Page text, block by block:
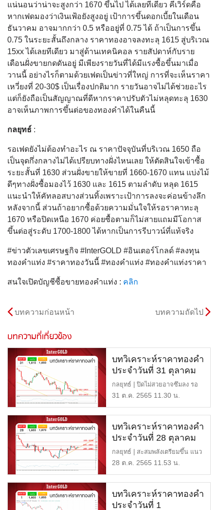
แน่นอนว่าน่าจะสูงกว่า 1670 ขึ้นไป ได้เลยทีเดียว คีเวิร์ดคือ
หากเฟดมองว่าเงินเฟ้อยังสูงอยู่ เป้าการขึ้นดอกเบี้ยในเดือน
ธันวาคม อาจมากกว่า 0.5 หรืออยู่ที่ 0.75 ได้ ถ้าเป็นการขึ้น
0.75 ในระยะสั้นถึงกลาง ราคาทองอาจลงทะลุ 1615 สู่บริเวณ
15xx ได้เลยทีเดียว มาสู่ด้านเทคนิคอล รายสัปดาห์กับราย
เดือนฝั่งขายกดดันอยู่ มีเพียงรายวันที่ได้มีแรงซื้อขึ้นมาเมื่อ
วานนี้ อย่างไรก็ตามด้วยเฟดเป็นข่าวที่ใหญ่ การที่จะเห็นราคา
เหวี่ยงที่ 20-30$ เป็นเรื่องปกติมาก รายวันอาจไม่ได้ช่วยอะไร
แต่ก็ยังถือเป็นสัญญาณที่ดีหากราคาปรับตัวไม่หลุดทะลุ 1630
อาจเห็นภาพการขึ้นต่อของทองคำได้ในคืนนี้
กลยุทธ์ :
รอเฟดยังไม่ต้องทำอะไร ณ ราคาปัจจุบันที่บริเวณ 1650 ถือ
เป็นจุดกึ่งกลางไม่ได้เปรียบทางฝั่งไหนเลย ให้ตัดสินใจเข้าซื้อ
ระยะสั้นที่ 1630 ส่วนฝั่งขายให้ขายที่ 1660-1670 แทน แบ่งไม้
ดีๆทางฝั่งซื้อมองไว้ 1630 และ 1615 ตามลำดับ หลุด 1615
แนะนำให้คัทลอสบางส่วนทิ้งเพราะเป้าการลงจะค่อนข้างลึก
หลังจากนี้ ส่วนถ้าอยากซื้อด้วยความมั่นใจให้รอราคาทะลุ
1670 หรือปิดเหนือ 1670 ค่อยซื้อตามก็ไม่สายแถมมีโอกาส
ขึ้นต่อสู่ระดับ 1700-1800 ได้หากเป็นการรีบาวน์ที่แท้จริง
#ข่าวตัวเลขเศรษฐกิจ #InterGOLD #อินเตอร์โกลด์ #ลงทุน
ทองคำแท่ง #ราคาทองวันนี้ #ทองคำแท่ง #ทองคำแท่งราคา
สนใจเปิดบัญชีซื้อขายทองคำแท่ง : คลิก
บทความก่อนหน้า บทความถัดไป
บทความที่เกี่ยวข้อง
บทวิเคราะห์ราคาทองคำ
ประจำวันที่ 31 ตุลาคม
2565
กลยุทธ์ | ปิดไม่สวยอาจซึมลง รอ
เฟด แนวต้าน | 1,650 หรือ […]
31 ต.ค. 2565 11.30 น.
บทวิเคราะห์ราคาทองคำ
ประจำวันที่ 28 ตุลาคม
2565
กลยุทธ์ | สะสมพลังเตรียมขึ้น แนว
ต้าน | 1,670 หรือ 29,80 […]
28 ต.ค. 2565 11.53 น.
บทวิเคราะห์ราคาทองคำ
ประจำวันที่ 1